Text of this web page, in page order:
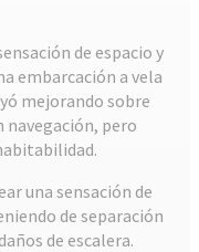
de espacio y
embarcación a vela
mejorando sobre
navegación, pero
una sensación de
de separación
de escalera.